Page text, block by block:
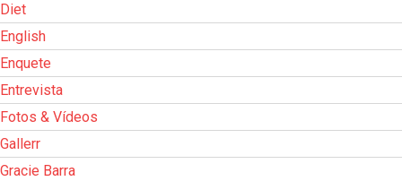
Diet
English
Enquete
Entrevista
Fotos & Vídeos
Gallerr
Gracie Barra